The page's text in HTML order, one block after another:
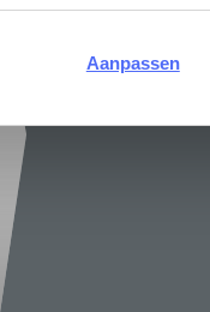
Aanpassen